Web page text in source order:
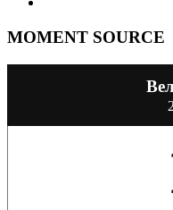
MOMENT SOURCE